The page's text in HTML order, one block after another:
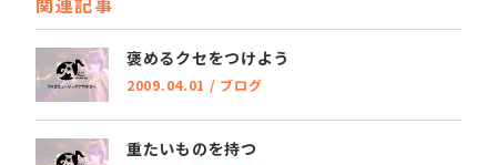
褒めるクセをつけよう
2009.04.01 / ブログ
重たいものを持つ